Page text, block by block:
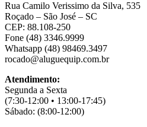
Rua Camilo Verissimo da Silva, 535
Roçado – São José – SC
CEP: 88.108-250
Fone (48) 3346.9999
Whatsapp (48) 98469.3497
rocado@aluguequip.com.br
Atendimento:
Segunda a Sexta
(7:30-12:00 • 13:00-17:45)
Sábado: (8:00-12:00)